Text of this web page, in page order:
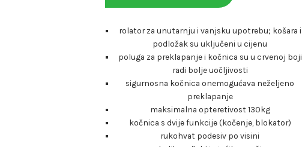
rolator za unutarnju i vanjsku upotrebu; košara i
podložak su uključeni u cijenu
poluga za preklapanje i kočnica su u crvenoj boji
radi bolje uočljivosti
sigurnosna kočnica onemogućava neželjeno
preklapanje
maksimalna opteretivost 130kg
kočnica s dvije funkcije (kočenje, blokator)
rukohvat podesiv po visini